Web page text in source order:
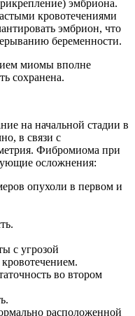
эмбриона.
кровотечениями
эмбрион, что
беременности.
миомы вполне
сохранена.
на начальной стадии в
в связи с
Фибромиома при
осложнения:
опухоли в первом и
с угрозой
во втором
расположенной